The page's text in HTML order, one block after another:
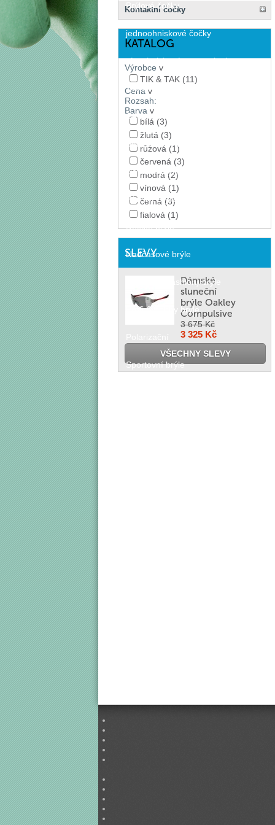
Brýlové čočky
jednoohniskové čočky
víceohniskové progresivní
zabarvené sluneční čočky
Centrum.cz
Sluneční brýle
Dámské brýle
Pánské brýle
Dětské brýle
Nadčasové brýle
Trendové (fashion) brýle
Profi & hobby brýle
Sportovní brýle
Kontaktní čočky
KATALOG
Výrobce v
TIK & TAK (11)
Cena v
Rozsah:
Barva v
bílá (3)
žlutá (3)
růžová (1)
červená (3)
modrá (2)
vínová (1)
černá (3)
fialová (1)
SLEVY
Dámské
sluneční
brýle Oakley
Compulsive
3 675 Kč
3 325 Kč
VŠECHNY SLEVY